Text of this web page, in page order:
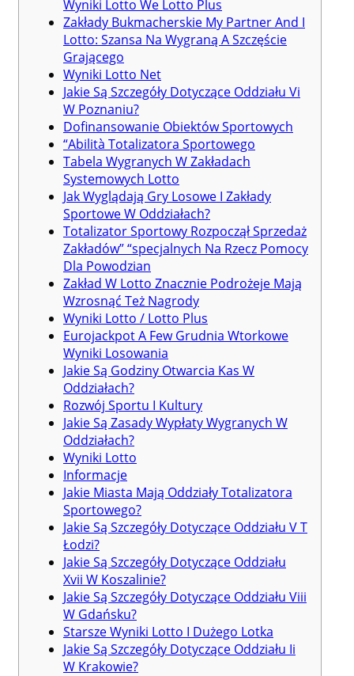
Wyniki Lotto We Lotto Plus
Zakłady Bukmacherskie My Partner And I
Lotto: Szansa Na Wygraną A Szczęście
Grającego
Wyniki Lotto Net
Jakie Są Szczegóły Dotyczące Oddziału Vi
W Poznaniu?
Dofinansowanie Obiektów Sportowych
“Abilità Totalizatora Sportowego
Tabela Wygranych W Zakładach
Systemowych Lotto
Jak Wyglądają Gry Losowe I Zakłady
Sportowe W Oddziałach?
Totalizator Sportowy Rozpoczął Sprzedaż
Zakładów” “specjalnych Na Rzecz Pomocy
Dla Powodzian
Zakład W Lotto Znacznie Podrożeje Mają
Wzrosnąć Też Nagrody
Wyniki Lotto / Lotto Plus
Eurojackpot A Few Grudnia Wtorkowe
Wyniki Losowania
Jakie Są Godziny Otwarcia Kas W
Oddziałach?
Rozwój Sportu I Kultury
Jakie Są Zasady Wypłaty Wygranych W
Oddziałach?
Wyniki Lotto
Informacje
Jakie Miasta Mają Oddziały Totalizatora
Sportowego?
Jakie Są Szczegóły Dotyczące Oddziału V T
Łodzi?
Jakie Są Szczegóły Dotyczące Oddziału
Xvii W Koszalinie?
Jakie Są Szczegóły Dotyczące Oddziału Viii
W Gdańsku?
Starsze Wyniki Lotto I Dużego Lotka
Jakie Są Szczegóły Dotyczące Oddziału Ii
W Krakowie?